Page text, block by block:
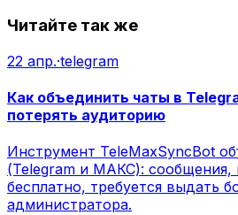
Читайте так же
22 апр.·telegram
Как объединить чаты в
потерять аудиторию
Инструмент TeleMaxSyncBot
(Telegram и МАКС): сообщения,
бесплатно, требуется выдать
администратора.